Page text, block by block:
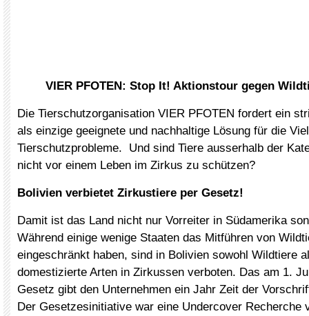
VIER PFOTEN: Stop It! Aktionstour gegen
Die Tierschutzorganisation VIER PFOTEN fordert ein
als einzige geeignete und nachhaltige Lösung für die
Tierschutzprobleme. Und sind Tiere ausserhalb der
nicht vor einem Leben im Zirkus zu schützen?
Bolivien verbietet Zirkustiere per Gesetz!
Damit ist das Land nicht nur Vorreiter in Südamerika
Während einige wenige Staaten das Mitführen von
eingeschränkt haben, sind in Bolivien sowohl Wildtiere
domestizierte Arten in Zirkussen verboten. Das am 1.
Gesetz gibt den Unternehmen ein Jahr Zeit der
Der Gesetzesinitiative war eine Undercover Recherche